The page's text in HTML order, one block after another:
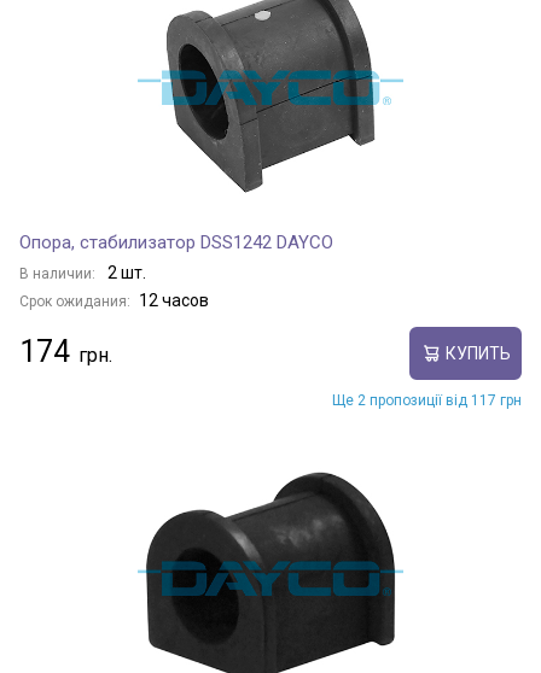
Опора, стабилизатор DSS1242 DAYCO
В наличии: 2 шт.
Срок ожидания: 12 часов
174 КУПИТЬ
Ще 2 пропозиції від 117 грн